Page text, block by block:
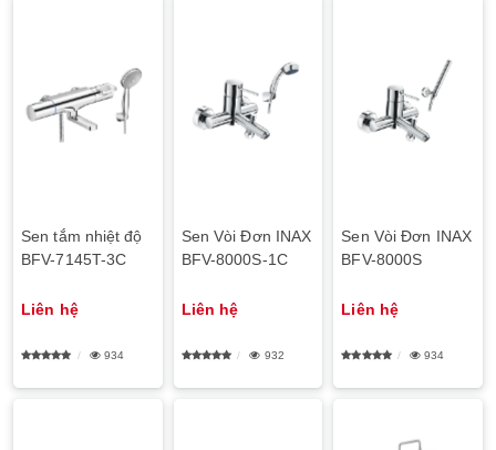
Sen tắm nhiệt độ
BFV-7145T-3C
Liên hệ
934
Sen Vòi Đơn INAX
BFV-8000S-1C
Liên hệ
932
Sen Vòi Đơn INAX
BFV-8000S
Liên hệ
934